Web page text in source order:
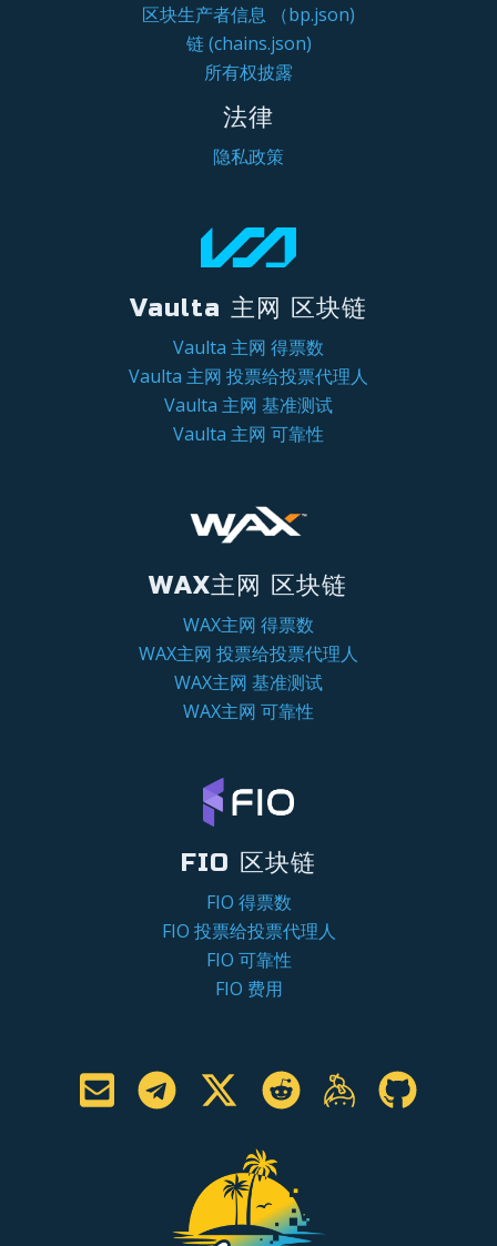
区块生产者信息 （bp.json)
链 (chains.json)
所有权披露
法律
隐私政策
Vaulta 主网 区块链
Vaulta 主网 得票数
Vaulta 主网 投票给投票代理人
Vaulta 主网 基准测试
Vaulta 主网 可靠性
WAX主网 区块链
WAX主网 得票数
WAX主网 投票给投票代理人
WAX主网 基准测试
WAX主网 可靠性
FIO 区块链
FIO 得票数
FIO 投票给投票代理人
FIO 可靠性
FIO 费用